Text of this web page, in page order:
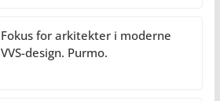
Fokus for arkitekter i moderne
VVS-design. Purmo.